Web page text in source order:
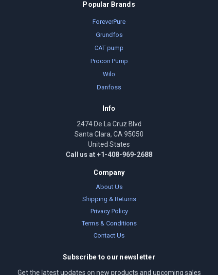
Popular Brands
ForeverPure
Grundfos
CAT pump
Procon Pump
Wilo
Danfoss
Info
2474 De La Cruz Blvd
Santa Clara, CA 95050
United States
Call us at +1-408-969-2688
Company
About Us
Shipping & Returns
Privacy Policy
Terms & Conditions
Contact Us
Subscribe to our newsletter
Get the latest updates on new products and upcoming sales